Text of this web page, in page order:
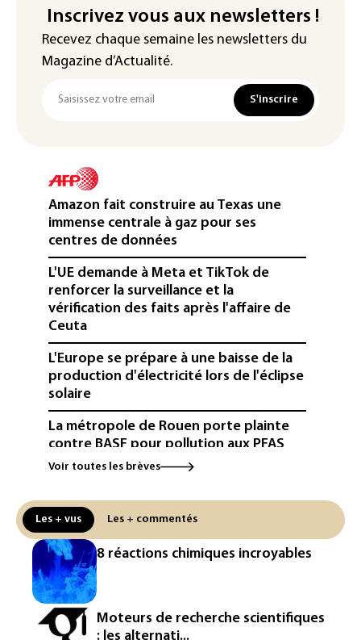
Inscrivez vous aux newsletters !
Recevez chaque semaine les newsletters du
Magazine d’Actualité.
S'inscrire
Amazon fait construire au Texas une
immense centrale à gaz pour ses
centres de données
L'UE demande à Meta et TikTok de
renforcer la surveillance et la
vérification des faits après l'affaire de
Ceuta
L'Europe se prépare à une baisse de la
production d'électricité lors de l'éclipse
solaire
La métropole de Rouen porte plainte
contre BASF pour pollution aux PFAS
Canicule: à l'arrêt depuis fin juillet, la
réseau
Véhicules de livraison autonomes: la
France ouvre la voie à leur
homologation
Iris³: Eutelsat investira 3,4 milliards
d'euros dans la future constellation
Voir toutes les brèves
Les + vus Les + commentés
8 réactions chimiques incroyables
Moteurs de recherche scientifiques
: les alternati...